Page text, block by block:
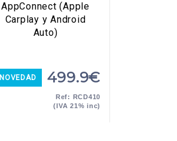
NOVEDAD
AppConnect (Apple
Carplay y Android
Auto)
499.9€
Ref: RCD410
(IVA 21% inc)